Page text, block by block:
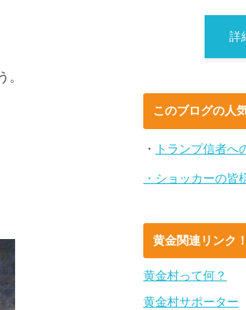
。
詳
このブログの人
・ トランプ信者
・ショッカーの皆
黄金関連リンク！
黄金村って何？
黄金村サポーター